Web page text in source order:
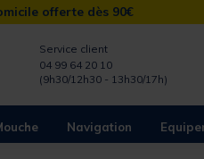
offerte dès 90€
Service client
04 99 64 20 10
(9h30/12h30 - 13h30/17h)
Navigation